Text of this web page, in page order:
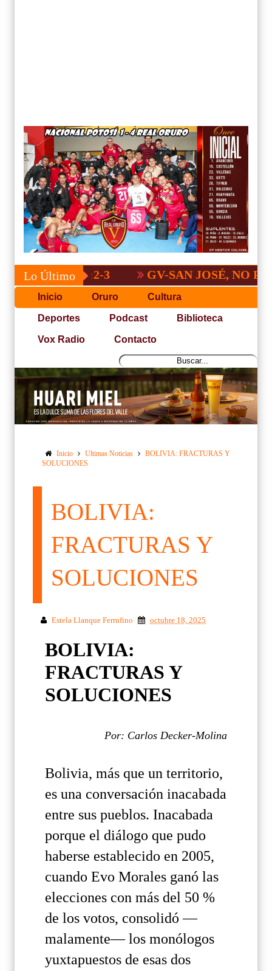
Lo Último GV-SAN JOSÉ, NO PUDO
Inicio Oruro Cultura
Deportes Podcast Biblioteca
Vox Radio Contacto
Inicio Ultimas Noticias
BOLIVIA: FRACTURAS Y
SOLUCIONES
BOLIVIA:
FRACTURAS Y
SOLUCIONES
Estela Llanque Ferrufino octubre 18, 2025
BOLIVIA:
FRACTURAS Y
SOLUCIONES
Por: Carlos Decker-Molina
Bolivia, más que un territorio,
es una conversación inacabada
entre sus pueblos. Inacabada
porque el diálogo que pudo
haberse establecido en 2005,
cuando Evo Morales ganó las
elecciones con más del 50 %
de los votos, consolidó —
malamente— los monólogos
yuxtapuestos de esas dos